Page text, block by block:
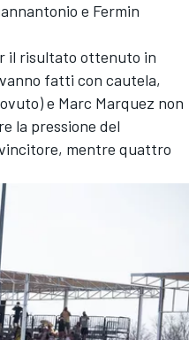
e Fermin
il risultato ottenuto in
fatti con cautela,
e Marc Marquez non
la pressione del
mentre quattro